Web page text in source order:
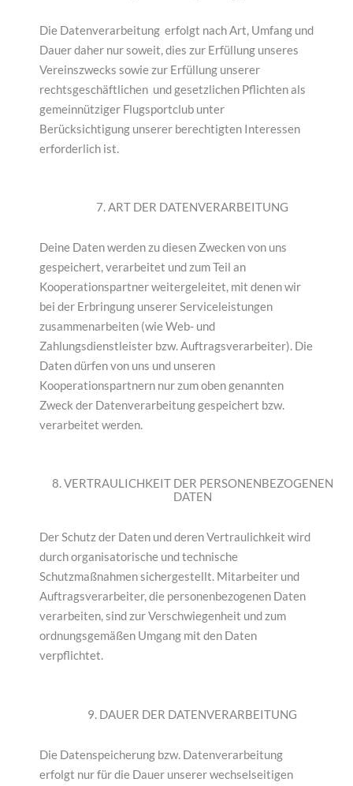
Die Datenverarbeitung erfolgt nach Art, Umfang und
Dauer daher nur soweit, dies zur Erfüllung unseres
Vereinszwecks sowie zur Erfüllung unserer
rechtsgeschäftlichen und gesetzlichen Pflichten als
gemeinnütziger Flugsportclub unter
Berücksichtigung unserer berechtigten Interessen
erforderlich ist.
7. ART DER DATENVERARBEITUNG
Deine Daten werden zu diesen Zwecken von uns
gespeichert, verarbeitet und zum Teil an
Kooperationspartner weitergeleitet, mit denen wir
bei der Erbringung unserer Serviceleistungen
zusammenarbeiten (wie Web- und
Zahlungsdienstleister bzw. Auftragsverarbeiter). Die
Daten dürfen von uns und unseren
Kooperationspartnern nur zum oben genannten
Zweck der Datenverarbeitung gespeichert bzw.
verarbeitet werden.
8. VERTRAULICHKEIT DER PERSONENBEZOGENEN
DATEN
Der Schutz der Daten und deren Vertraulichkeit wird
durch organisatorische und technische
Schutzmaßnahmen sichergestellt. Mitarbeiter und
Auftragsverarbeiter, die personenbezogenen Daten
verarbeiten, sind zur Verschwiegenheit und zum
ordnungsgemäßen Umgang mit den Daten
verpflichtet.
9. DAUER DER DATENVERARBEITUNG
Die Datenspeicherung bzw. Datenverarbeitung
erfolgt nur für die Dauer unserer wechselseitigen